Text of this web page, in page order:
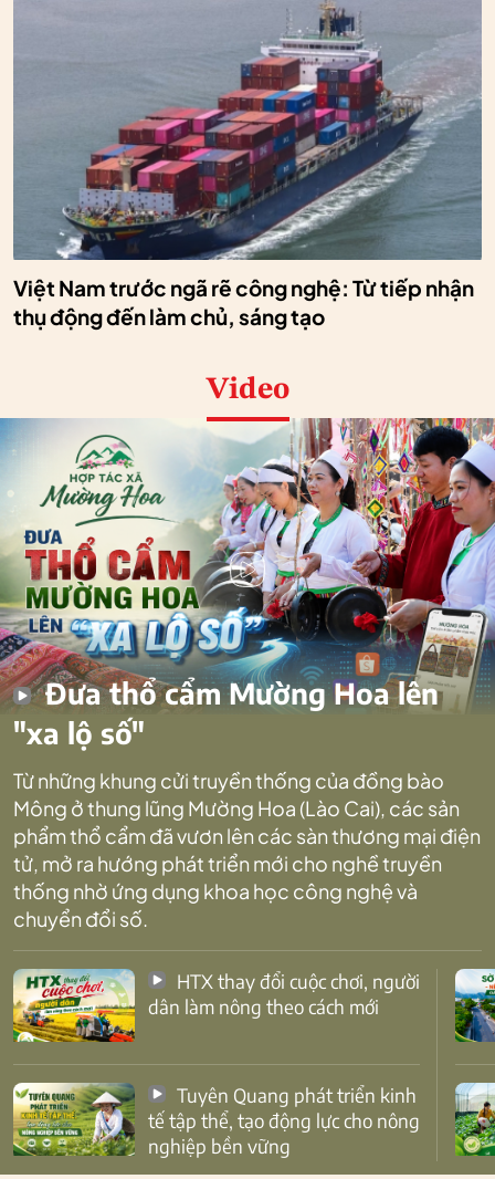
Việt Nam trước ngã rẽ công nghệ: Từ tiếp nhận
thụ động đến làm chủ, sáng tạo
Video
Đưa thổ cẩm Mường Hoa lên
"xa lộ số"
Từ những khung cửi truyền thống của đồng bào
Mông ở thung lũng Mường Hoa (Lào Cai), các sản
phẩm thổ cẩm đã vươn lên các sàn thương mại điện
tử, mở ra hướng phát triển mới cho nghề truyền
thống nhờ ứng dụng khoa học công nghệ và
chuyển đổi số.
dân làm nông theo cách mới
tế tập thể, tạo động lực cho nông
nghiệp bền vững